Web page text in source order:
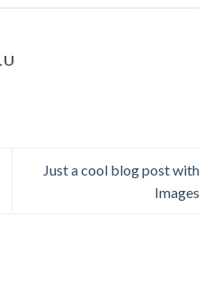
Just a cool blog post with
Images